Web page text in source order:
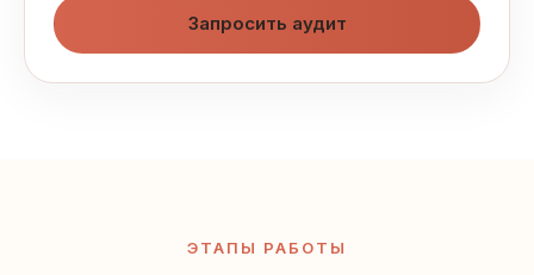
Запросить аудит
ЭТАПЫ РАБОТЫ